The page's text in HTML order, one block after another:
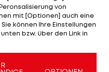
18:30 Uhr
LIVETICKER
04.05.27
von
mit [Optionen] auch eine
können Ihre Einstellungen
bzw. über den Link in